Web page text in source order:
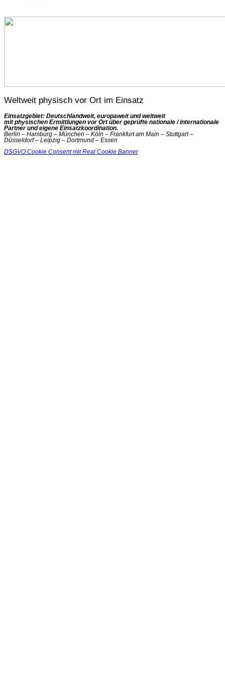
Weltweit physisch vor Ort im Einsatz
Einsatzgebiet: Deutschlandweit, europaweit und weltweit
mit physischen Ermittlungen vor Ort über geprüfte nationale / internationale
Partner und eigene Einsatzkoordination.
Berlin – Hamburg – München – Köln – Frankfurt am Main – Stuttgart –
Düsseldorf – Leipzig – Dortmund – Essen
DSGVO Cookie Consent mit Real Cookie Banner